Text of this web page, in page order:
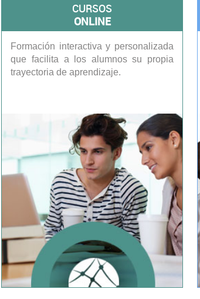
CURSOS
ONLINE
Formación interactiva y personalizada
que facilita a los alumnos su propia
trayectoria de aprendizaje.